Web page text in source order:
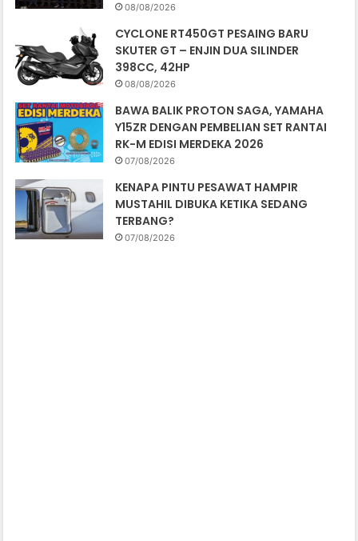
08/08/2026
CYCLONE RT450GT PESAING BARU
SKUTER GT – ENJIN DUA SILINDER
398CC, 42HP
08/08/2026
BAWA BALIK PROTON SAGA, YAMAHA
Y15ZR DENGAN PEMBELIAN SET RANTAI
RK-M EDISI MERDEKA 2026
07/08/2026
KENAPA PINTU PESAWAT HAMPIR
MUSTAHIL DIBUKA KETIKA SEDANG
TERBANG?
07/08/2026